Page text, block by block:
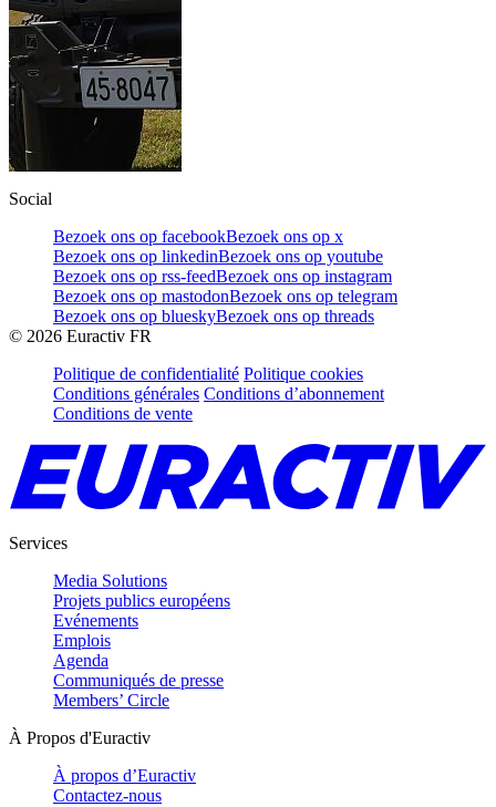
Social
Bezoek ons op facebookBezoek ons op x
Bezoek ons op linkedinBezoek ons op youtube
Bezoek ons op rss-feedBezoek ons op instagram
Bezoek ons op mastodonBezoek ons op telegram
Bezoek ons op blueskyBezoek ons op threads
© 2026 Euractiv FR
Politique de confidentialité Politique cookies
Conditions générales Conditions d’abonnement
Conditions de vente
Services
Media Solutions
Projets publics européens
Evénements
Emplois
Agenda
Communiqués de presse
Members’ Circle
À Propos d'Euractiv
À propos d’Euractiv
Contactez-nous